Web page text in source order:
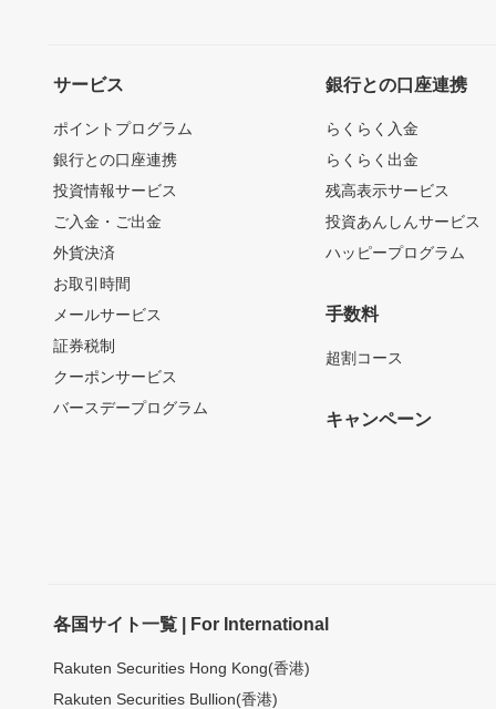
サービス
ポイントプログラム
銀行との口座連携
投資情報サービス
ご入金・ご出金
外貨決済
お取引時間
メールサービス
証券税制
クーポンサービス
バースデープログラム
銀行との口座連携
らくらく入金
らくらく出金
残高表示サービス
投資あんしんサービス
ハッピープログラム
手数料
超割コース
キャンペーン
各国サイト一覧 | For International
Rakuten Securities Hong Kong(香港)
Rakuten Securities Bullion(香港)